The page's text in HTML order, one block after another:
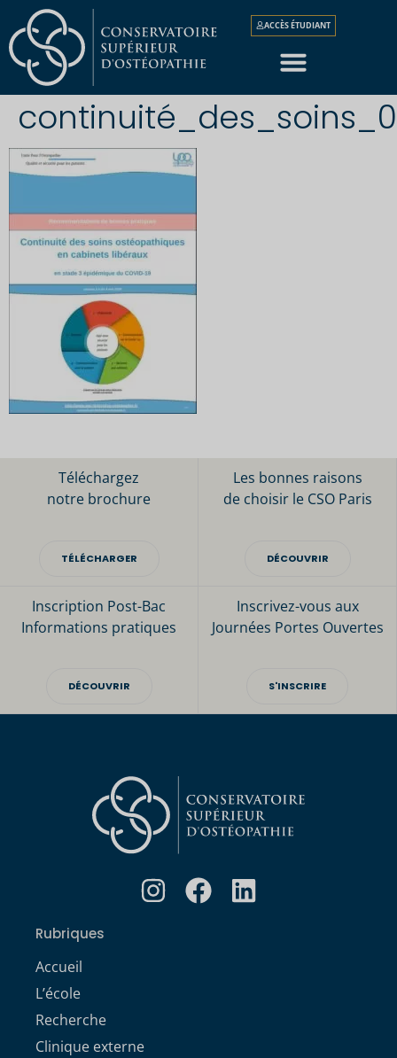
ACCÈS ÉTUDIANT
Téléchargez
notre brochure
TÉLÉCHARGER
Les bonnes raisons
de choisir le CSO Paris
DÉCOUVRIR
Inscription Post-Bac
Informations pratiques
DÉCOUVRIR
Inscrivez-vous aux
Journées Portes Ouvertes
S'INSCRIRE
Rubriques
Accueil
L’école
Recherche
Clinique externe